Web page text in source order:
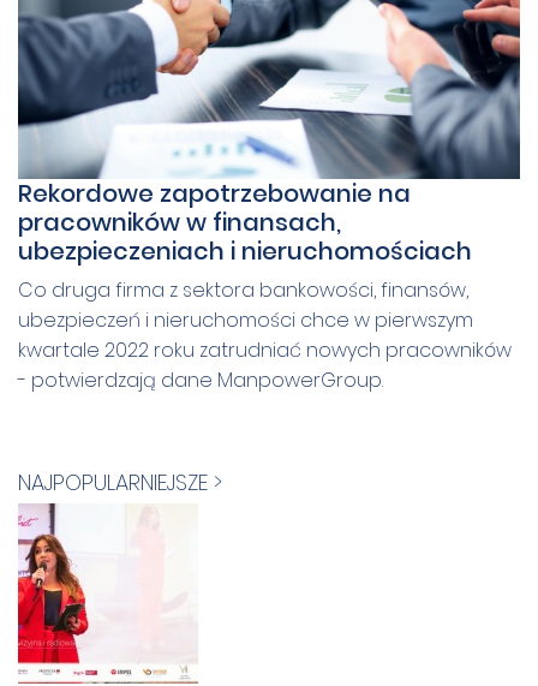
Rekordowe zapotrzebowanie na
pracowników w finansach,
ubezpieczeniach i nieruchomościach
Co druga firma z sektora bankowości, finansów,
ubezpieczeń i nieruchomości chce w pierwszym
kwartale 2022 roku zatrudniać nowych pracowników
- potwierdzają dane ManpowerGroup.
NAJPOPULARNIEJSZE >